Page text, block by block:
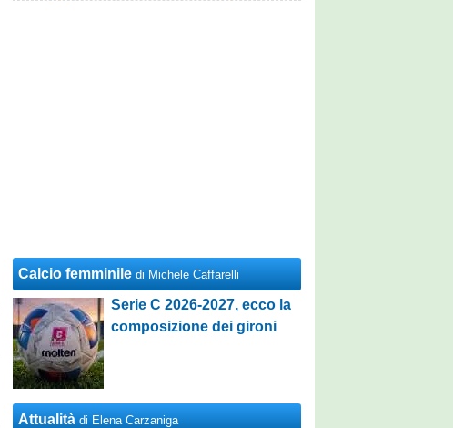
Calcio femminile di Michele Caffarelli
Serie C 2026-2027, ecco la
composizione dei gironi
Attualità di Elena Carzaniga